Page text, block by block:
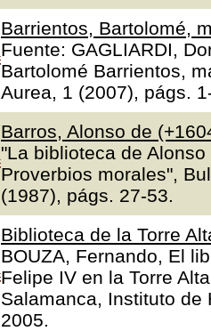
Barrientos, Bartolomé,
Fuente: GAGLIARDI,
Bartolomé Barrientos,
Aurea, 1 (2007), págs.
Barros, Alonso de
"La biblioteca de
Proverbios morales",
(1987), págs. 27-53.
Biblioteca de la Torre
BOUZA, Fernando, El
Felipe IV en la Torre
Salamanca, Instituto de
2005.